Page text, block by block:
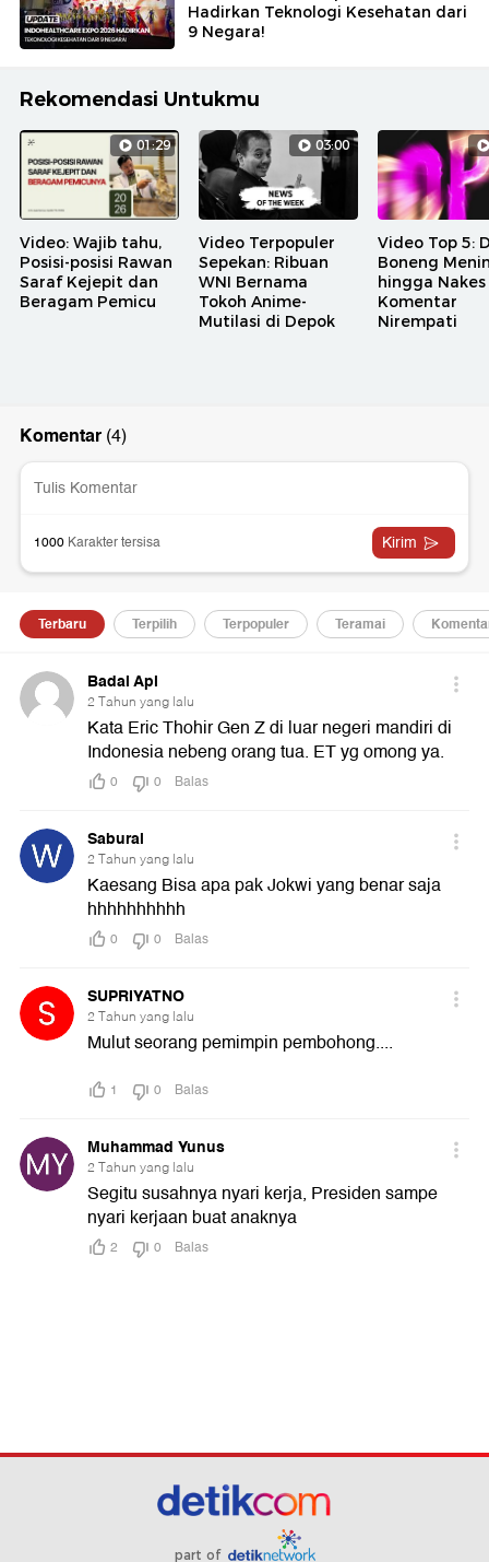
Hadirkan Teknologi Kesehatan dari
9 Negara!
Rekomendasi Untukmu
01:29
Video: Wajib tahu,
Posisi-posisi Rawan
Saraf Kejepit dan
Beragam Pemicu
03:00
Video Terpopuler
Sepekan: Ribuan
WNI Bernama
Tokoh Anime-
Mutilasi di Depok
Video Top 5:
Boneng
hingga Nakes
Komentar
Nirempati
part of